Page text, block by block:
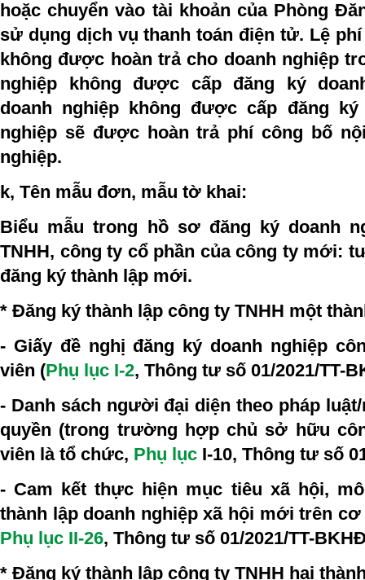
hoặc chuyển vào tài khoản của Phòng
sử dụng dịch vụ thanh toán điện tử. Lệ
không được hoàn trả cho doanh nghiệp
nghiệp không được cấp đăng ký
doanh nghiệp không được cấp đăng ký
nghiệp sẽ được hoàn trả phí công bố
nghiệp.
k, Tên mẫu đơn, mẫu tờ khai:
Biểu mẫu trong hồ sơ đăng ký doanh
TNHH, công ty cổ phần của công ty mới:
đăng ký thành lập mới.
* Đăng ký thành lập công ty TNHH một
- Giấy đề nghị đăng ký doanh nghiệp
viên (Phụ lục I-2, Thông tư số 01/2021/TT-
- Danh sách người đại diện theo pháp
quyền (trong trường hợp chủ sở hữu
viên là tổ chức, Phụ lục I-10, Thông tư số
- Cam kết thực hiện mục tiêu xã hội,
thành lập doanh nghiệp xã hội mới trên
Phụ lục II-26, Thông tư số 01/2021/TT-
* Đăng ký thành lập công ty TNHH hai